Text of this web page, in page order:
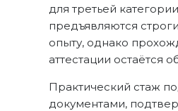
для третьей
предъявляются
опыту, однако
аттестации остаётся
Практический стаж
документами,